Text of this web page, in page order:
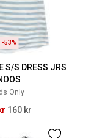
-53%
S/S DRESS JRS
Only
160 kr